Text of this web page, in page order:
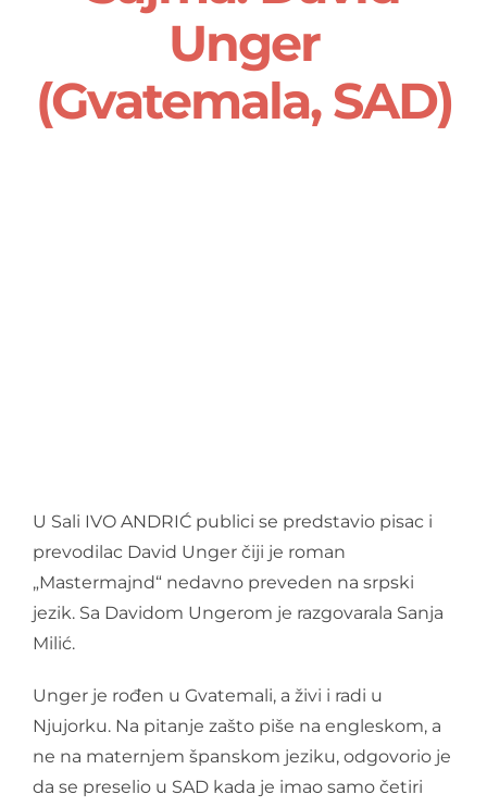
Kontakt
Unger
(Gvatemala, SAD)
U Sali IVO ANDRIĆ publici se predstavio pisac i
prevodilac David Unger čiji je roman
„Mastermajnd“ nedavno preveden na srpski
jezik. Sa Davidom Ungerom je razgovarala Sanja
Milić.
Unger je rođen u Gvatemali, a živi i radi u
Njujorku. Na pitanje zašto piše na engleskom, a
ne na maternjem španskom jeziku, odgovorio je
da se preselio u SAD kada je imao samo četiri